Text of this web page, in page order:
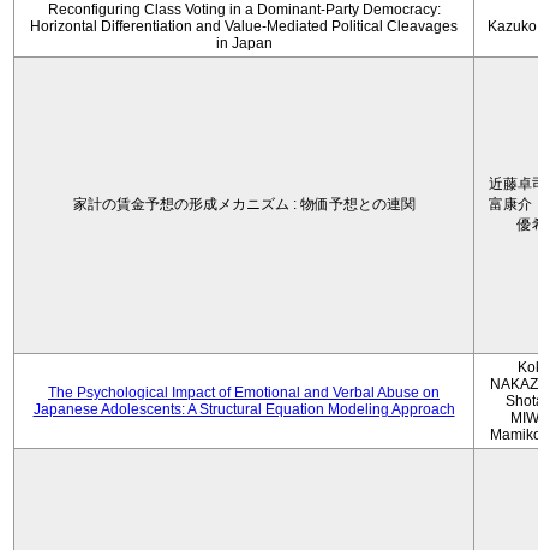
Reconfiguring Class Voting in a Dominant-Party Democracy:
Horizontal Differentiation and Value-Mediated Political Cleavages
in Japan
家計の賃金予想の形成メカニズム : 物価予想との連関
近藤卓
富康介
優
The Psychological Impact of Emotional and Verbal Abuse on
Japanese Adolescents: A Structural Equation Modeling Approach